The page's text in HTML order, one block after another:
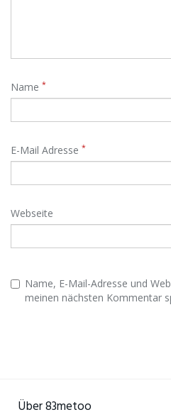
Name *
E-Mail Adresse *
Webseite
Name, E-Mail-Adresse und
meinen nächsten Kommentar
Über 83metoo